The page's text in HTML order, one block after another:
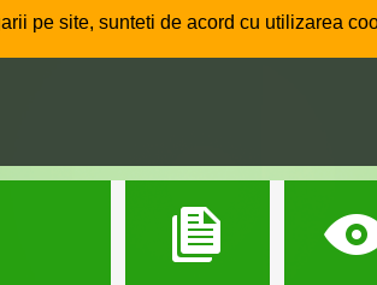
pe site, sunteti de acord cu utilizarea